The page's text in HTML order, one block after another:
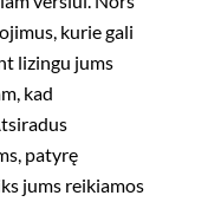
kurie gali
lizingu jums
kad
patyrę
jums reikiamos